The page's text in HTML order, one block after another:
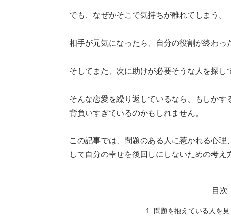
でも、なぜかそこで気持ちが離れてしまう。
相手が元気になったら、自分の役割が終わっ
そしてまた、次に助けが必要そうな人を探し
そんな恋愛を繰り返しているなら、もしか
背負いすぎているのかもしれません。
この記事では、問題のある人に惹かれる心
して自分の幸せを後回しにしないための考え
目次
問題を抱えている人を